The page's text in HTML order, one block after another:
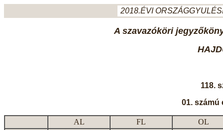
2018.ÉVI
A szavazóköri
118.
01. számú
AL FL
OL